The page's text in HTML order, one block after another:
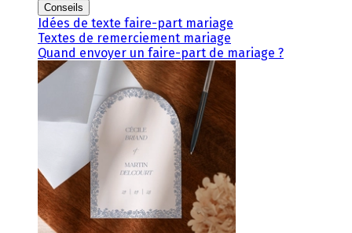
Conseils
Idées de texte faire-part mariage
Textes de remerciement mariage
Quand envoyer un faire-part de mariage ?